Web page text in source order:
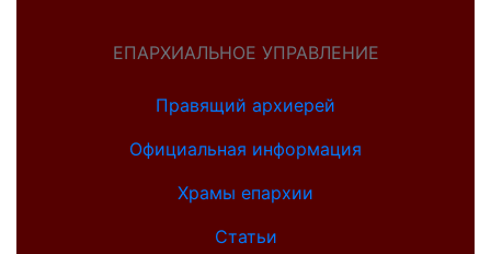
ЕПАРХИАЛЬНОЕ УПРАВЛЕНИЕ
Правящий архиерей
Официальная информация
Храмы епархии
Статьи